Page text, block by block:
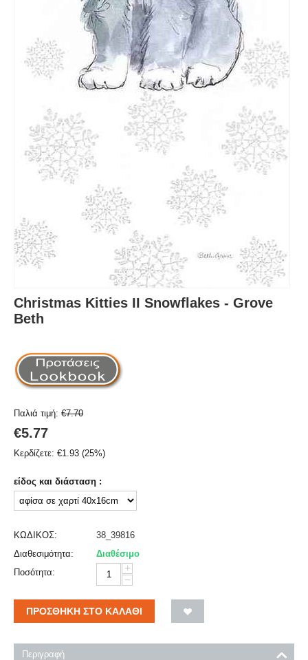
Christmas Kitties II Snowflakes - Grove
Beth
Παλιά τιμή: €7.70
€5.77
Κερδίζετε: €1.93 (25%)
είδος και διάσταση :
ΚΩΔΙΚΟΣ:
38_39816
Διαθεσιμότητα:
Διαθέσιμο
Ποσότητα:
+
−
ΠΡΟΣΘΉΚΗ ΣΤΟ ΚΑΛΆΘΙ
Περιγραφή